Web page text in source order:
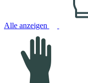
Alle anzeigen